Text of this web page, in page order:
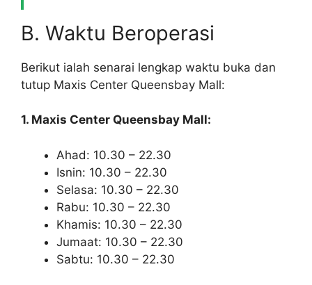
B. Waktu Beroperasi
Berikut ialah senarai lengkap waktu buka dan
tutup Maxis Center Queensbay Mall:
1. Maxis Center Queensbay Mall:
Ahad: 10.30 – 22.30
Isnin: 10.30 – 22.30
Selasa: 10.30 – 22.30
Rabu: 10.30 – 22.30
Khamis: 10.30 – 22.30
Jumaat: 10.30 – 22.30
Sabtu: 10.30 – 22.30